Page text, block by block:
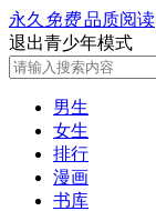
永久 免费品质阅读
退出青少年模式
男生
女生
排行
漫画
书库